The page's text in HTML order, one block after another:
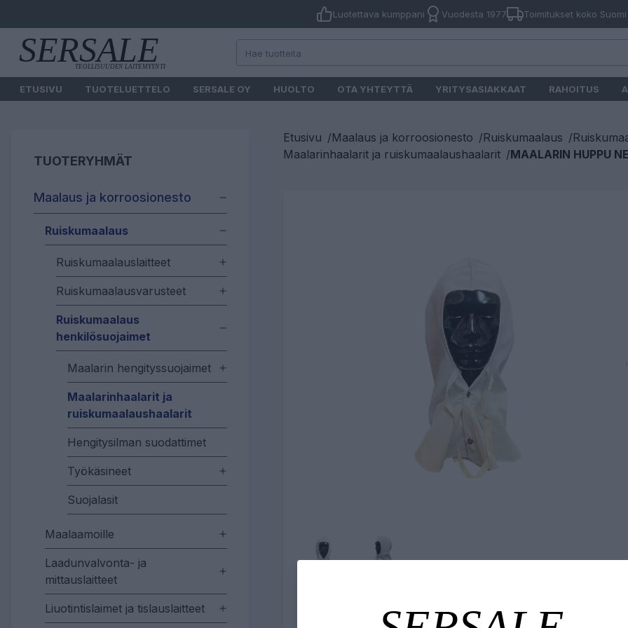
Luotettava kumppani Vuodesta 1977 Toimitukset koko Suomi
ETUSIVU TUOTELUETTELO SERSALE OY HUOLTO OTA YHTEYTTÄ YRITYSASIAKKAAT RAHOITUS
TUOTERYHMÄT
Maalaus ja korroosionesto
Ruiskumaalaus
Ruiskumaalauslaitteet
Ruiskumaalausvarusteet
Ruiskumaalaus
henkilösuojaimet
Maalarin hengityssuojaimet
Maalarinhaalarit ja
ruiskumaalaushaalarit
Hengitysilman suodattimet
Työkäsineet
Suojalasit
Maalaamoille
Laadunvalvonta- ja
mittauslaitteet
Liuotintislaimet ja tislauslaitteet
Etusivu /Maalaus ja korroosionesto /Ruiskumaalaus /
Maalarinhaalarit ja ruiskumaalaushaalarit /MAALARIN HUPPU